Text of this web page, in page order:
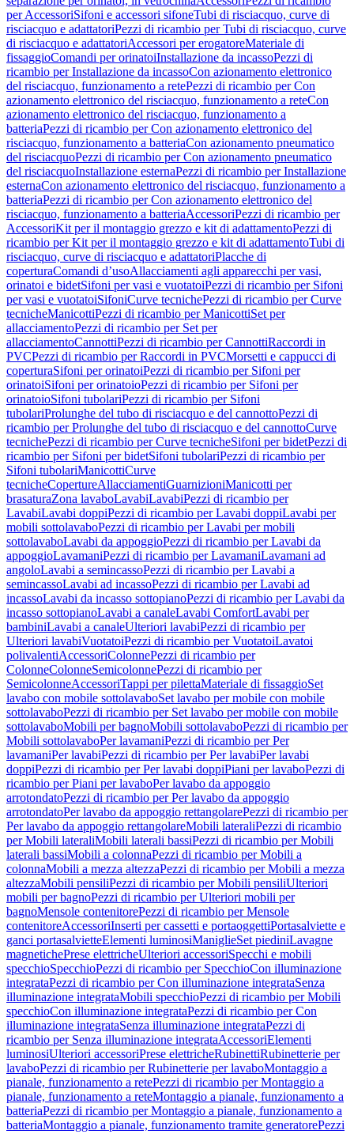
per AccessoriSifoni e accessori sifoneTubi di risciacquo, curve di
risciacquo e adattatoriPezzi di ricambio per Tubi di risciacquo, curve
di risciacquo e adattatoriAccessori per erogatoreMateriale di
fissaggioComandi per orinatoiInstallazione da incassoPezzi di
ricambio per Installazione da incassoCon azionamento elettronico
del risciacquo, funzionamento a retePezzi di ricambio per Con
azionamento elettronico del risciacquo, funzionamento a reteCon
azionamento elettronico del risciacquo, funzionamento a
batteriaPezzi di ricambio per Con azionamento elettronico del
risciacquo, funzionamento a batteriaCon azionamento pneumatico
del risciacquoPezzi di ricambio per Con azionamento pneumatico
del risciacquoInstallazione esternaPezzi di ricambio per Installazione
esternaCon azionamento elettronico del risciacquo, funzionamento a
batteriaPezzi di ricambio per Con azionamento elettronico del
risciacquo, funzionamento a batteriaAccessoriPezzi di ricambio per
AccessoriKit per il montaggio grezzo e kit di adattamentoPezzi di
ricambio per Kit per il montaggio grezzo e kit di adattamentoTubi di
risciacquo, curve di risciacquo e adattatoriPlacche di
coperturaComandi d’usoAllacciamenti agli apparecchi per vasi,
orinatoi e bidetSifoni per vasi e vuotatoiPezzi di ricambio per Sifoni
per vasi e vuotatoiSifoniCurve tecnichePezzi di ricambio per Curve
tecnicheManicottiPezzi di ricambio per ManicottiSet per
allacciamentoPezzi di ricambio per Set per
allacciamentoCannottiPezzi di ricambio per CannottiRaccordi in
PVCPezzi di ricambio per Raccordi in PVCMorsetti e cappucci di
coperturaSifoni per orinatoiPezzi di ricambio per Sifoni per
orinatoiSifoni per orinatoioPezzi di ricambio per Sifoni per
orinatoioSifoni tubolariPezzi di ricambio per Sifoni
tubolariProlunghe del tubo di risciacquo e del cannottoPezzi di
ricambio per Prolunghe del tubo di risciacquo e del cannottoCurve
tecnichePezzi di ricambio per Curve tecnicheSifoni per bidetPezzi di
ricambio per Sifoni per bidetSifoni tubolariPezzi di ricambio per
Sifoni tubolariManicottiCurve
tecnicheCopertureAllacciamentiGuarnizioniManicotti per
brasaturaZona lavaboLavabiLavabiPezzi di ricambio per
LavabiLavabi doppiPezzi di ricambio per Lavabi doppiLavabi per
mobili sottolavaboPezzi di ricambio per Lavabi per mobili
sottolavaboLavabi da appoggioPezzi di ricambio per Lavabi da
appoggioLavamaniPezzi di ricambio per LavamaniLavamani ad
angoloLavabi a semincassoPezzi di ricambio per Lavabi a
semincassoLavabi ad incassoPezzi di ricambio per Lavabi ad
incassoLavabi da incasso sottopianoPezzi di ricambio per Lavabi da
incasso sottopianoLavabi a canaleLavabi ComfortLavabi per
bambiniLavabi a canaleUlteriori lavabiPezzi di ricambio per
Ulteriori lavabiVuotatoiPezzi di ricambio per VuotatoiLavatoi
polivalentiAccessoriColonnePezzi di ricambio per
ColonneColonneSemicolonnePezzi di ricambio per
SemicolonneAccessoriTappi per pilettaMateriale di fissaggioSet
lavabo con mobile sottolavaboSet lavabo per mobile con mobile
sottolavaboPezzi di ricambio per Set lavabo per mobile con mobile
sottolavaboMobili per bagnoMobili sottolavaboPezzi di ricambio per
Mobili sottolavaboPer lavamaniPezzi di ricambio per Per
lavamaniPer lavabiPezzi di ricambio per Per lavabiPer lavabi
doppiPezzi di ricambio per Per lavabi doppiPiani per lavaboPezzi di
ricambio per Piani per lavaboPer lavabo da appoggio
arrotondatoPezzi di ricambio per Per lavabo da appoggio
arrotondatoPer lavabo da appoggio rettangolarePezzi di ricambio per
Per lavabo da appoggio rettangolareMobili lateraliPezzi di ricambio
per Mobili lateraliMobili laterali bassiPezzi di ricambio per Mobili
laterali bassiMobili a colonnaPezzi di ricambio per Mobili a
colonnaMobili a mezza altezzaPezzi di ricambio per Mobili a mezza
altezzaMobili pensiliPezzi di ricambio per Mobili pensiliUlteriori
mobili per bagnoPezzi di ricambio per Ulteriori mobili per
bagnoMensole contenitorePezzi di ricambio per Mensole
contenitoreAccessoriInserti per cassetti e portaoggettiPortasalviette e
ganci portasalvietteElementi luminosiManiglieSet piediniLavagne
magnetichePrese elettricheUlteriori accessoriSpecchi e mobili
specchioSpecchioPezzi di ricambio per SpecchioCon illuminazione
integrataPezzi di ricambio per Con illuminazione integrataSenza
illuminazione integrataMobili specchioPezzi di ricambio per Mobili
specchioCon illuminazione integrataPezzi di ricambio per Con
illuminazione integrataSenza illuminazione integrataPezzi di
ricambio per Senza illuminazione integrataAccessoriElementi
luminosiUlteriori accessoriPrese elettricheRubinettiRubinetterie per
lavaboPezzi di ricambio per Rubinetterie per lavaboMontaggio a
pianale, funzionamento a retePezzi di ricambio per Montaggio a
pianale, funzionamento a reteMontaggio a pianale, funzionamento a
batteriaPezzi di ricambio per Montaggio a pianale, funzionamento a
batteriaMontaggio a pianale, funzionamento tramite generatorePezzi